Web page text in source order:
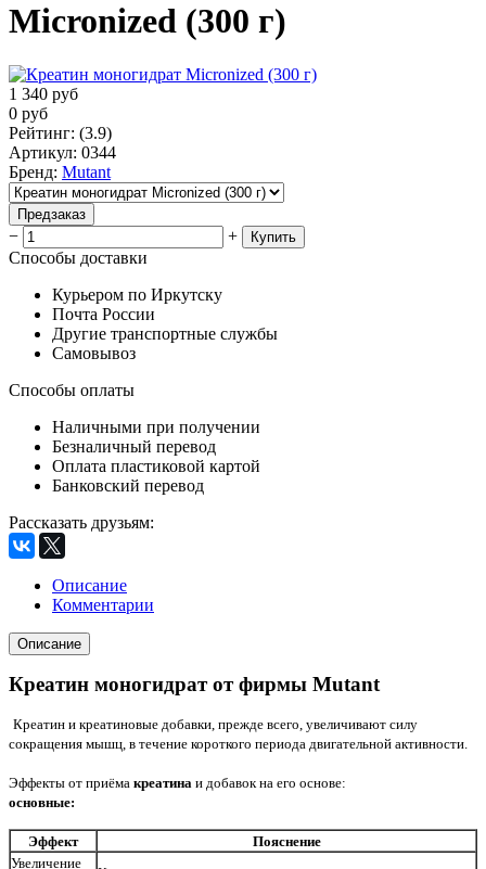
Micronized (300 г)
1 340 руб
0 руб
Рейтинг: (3.9)
Артикул: 0344
Бренд: Mutant
Предзаказ
− + Купить
Способы доставки
Курьером по Иркутску
Почта России
Другие транспортные службы
Самовывоз
Способы оплаты
Наличными при получении
Безналичный перевод
Оплата пластиковой картой
Банковский перевод
Рассказать друзьям:
Описание
Комментарии
Описание
Креатин моногидрат от фирмы Mutant
Креатин и креатиновые добавки, прежде всего, увеличивают силу
сокращения мышц, в течение короткого периода двигательной активности.
Эффекты от приёма креатина и добавок на его основе:
основные:
Эффект
Пояснение
Увеличение